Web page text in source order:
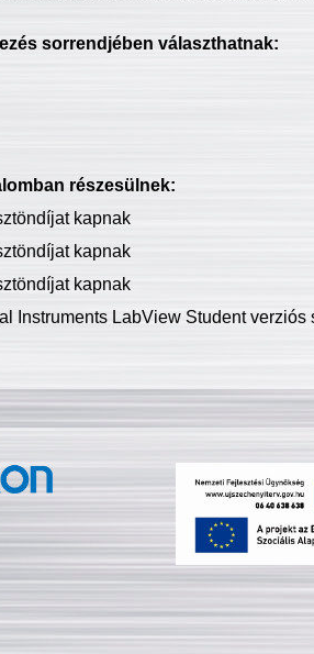
sorrendjében választhatnak:
részesülnek:
kapnak
kapnak
kapnak
Instruments LabView Student verziós